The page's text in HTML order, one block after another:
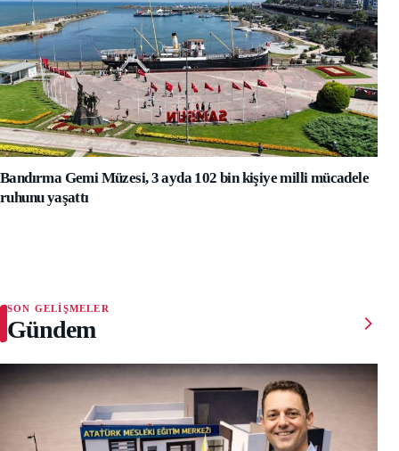
Bandırma Gemi Müzesi, 3 ayda 102 bin kişiye milli mücadele
ruhunu yaşattı
SON GELIŞMELER
Gündem